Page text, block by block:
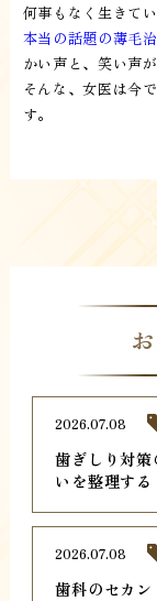
何事もなく生きてい
本当の話題の薄毛
かい声と、笑い声
そんな、女医は今
す。
歯ぎしり対
いを整理する
2026.07.08
歯科のセカ
2026.07.08